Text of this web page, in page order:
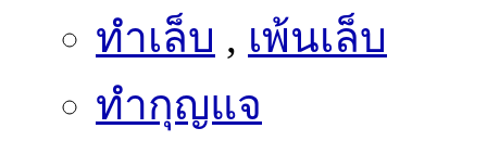
ทำเล็บ , เพ้นเล็บ
ทำกุญแจ